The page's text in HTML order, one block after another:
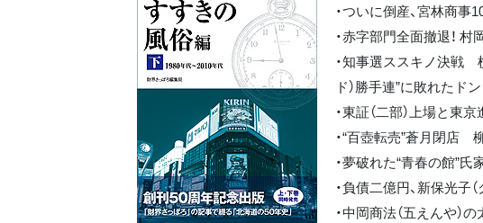
・ついに倒産、宮林商事
・赤字部門全面撤退！
・知事選ススキノ決戦
ド）勝手連”に敗れたド
・東証（二部）上場と東
・“百壺転売”蒼月閉店
・夢破れた“青春の館”
・負債二億円、新保光子
・中岡商法（五えんや